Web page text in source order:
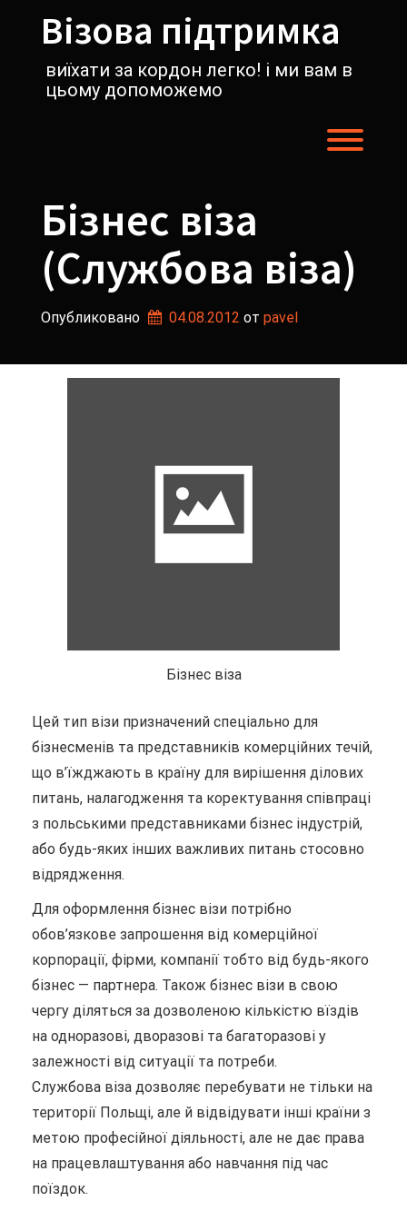
содержимомуВізова підтримка
виїхати за кордон легко! і ми вам в
цьому допоможемо
Бізнес віза
(Службова віза)
Опубликовано 04.08.2012 от pavel
Бізнес віза
Цей тип візи призначений спеціально для
бізнесменів та представників комерційних течій,
що в’їжджають в країну для вирішення ділових
питань, налагодження та коректування співпраці
з польськими представниками бізнес індустрій,
або будь-яких інших важливих питань стосовно
відрядження.
Для оформлення бізнес візи потрібно
обов’язкове запрошення від комерційної
корпорації, фірми, компанії тобто від будь-якого
бізнес — партнера. Також бізнес візи в свою
чергу діляться за дозволеною кількістю вїздів
на одноразові, дворазові та багаторазові у
залежності від ситуації та потреби.
Службова віза дозволяє перебувати не тільки на
території Польщі, але й відвідувати інші країни з
метою професійної діяльності, але не дає права
на працевлаштування або навчання під час
поїздок.